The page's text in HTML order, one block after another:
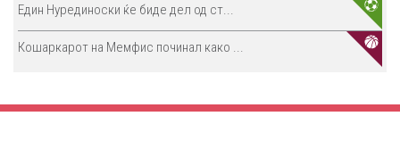
Един Нурединоски ќе биде дел од ст...
Кошаркарот на Мемфис починал како ...